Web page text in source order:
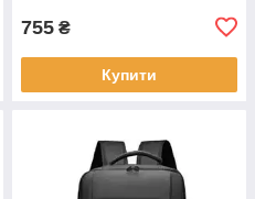
755 ₴
Купити